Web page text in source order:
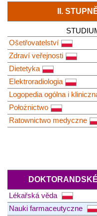
II.
Ošetřovatelství
Zdraví veřejnosti
Dietetyka
Elektroradiologia
Logopedia ogólna i
Położnictwo
Ratownictwo medyczne
Lékařská věda
Nauki farmaceutyczne